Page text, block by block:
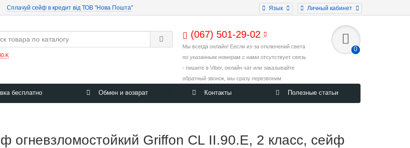
Личный кабинет
Язык
Cплачуй сейф в кредит від ТОВ "Нова Пошта"
(067) 501-29-02
Мы всегда онлайн! Еесли из-за отключений света
по указанным номерам с нами отсутствует связь
- пишите в Viber, онлайн чат или заказывайте
обратный звонок, мы сразу перезвоним
0
бесплатно Обмен и возврат Контакты Полезные статьи
огневзломостойкий Griffon CL II.90.Е, 2 класс, сейф